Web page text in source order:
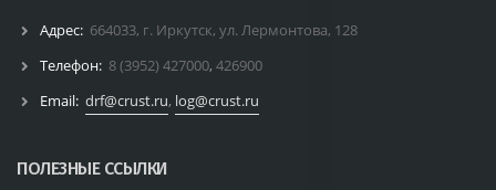
Адрес: 664033, г. Иркутск, ул. Лермонтова, 128
Телефон: 8 (3952) 427000, 426900
Email: drf@crust.ru, log@crust.ru
ПОЛЕЗНЫЕ ССЫЛКИ